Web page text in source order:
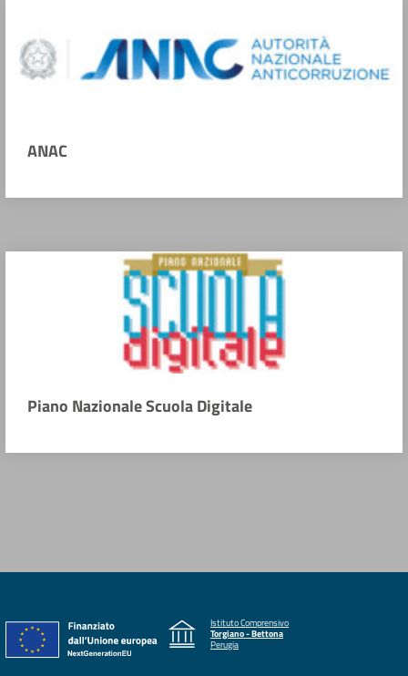
ANAC
Piano Nazionale Scuola Digitale
Istituto Comprensivo
Torgiano - Bettona
Perugia